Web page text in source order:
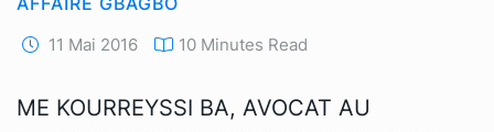
11 Mai 2016 10 Minutes Read
ME KOURREYSSI BA, AVOCAT AU